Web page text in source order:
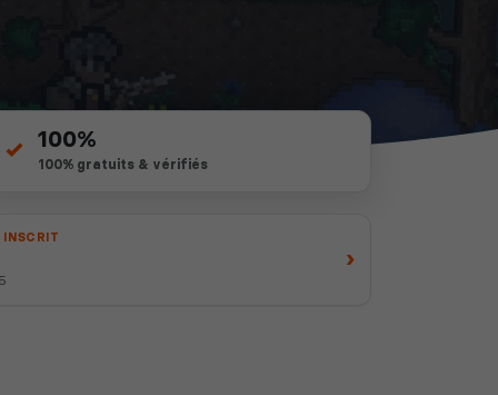
100%
100% gratuits & vérifiés
INSCRIT
›